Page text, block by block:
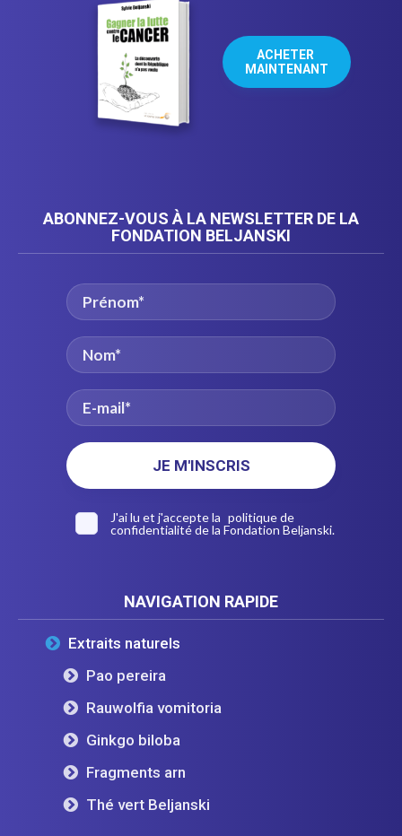
ACHETER
MAINTENANT
ABONNEZ-VOUS À LA NEWSLETTER DE LA
FONDATION BELJANSKI
J'ai lu et j'accepte la politique de
confidentialitéde la Fondation Beljanski.
NAVIGATION RAPIDE
Extraits naturels
Pao pereira
Rauwolfia vomitoria
Ginkgo biloba
Fragments arn
Thé vert Beljanski